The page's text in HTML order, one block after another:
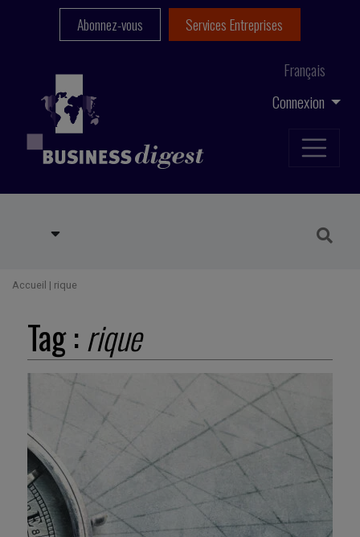
Connexion
Français
Abonnez-vous Services Entreprises
Accueil | rique
Tag :rique